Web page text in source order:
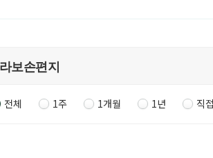
전체 1주 1개월 1년 직